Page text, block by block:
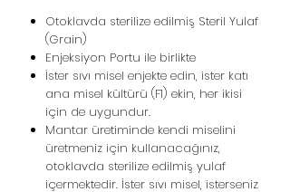
Otoklavda sterilize edilmiş Steril Yulaf
(Grain)
Enjeksiyon Portu ile birlikte
İster sıvı misel enjekte edin, ister katı
ana misel kültürü (F1) ekin, her ikisi
için de uygundur.
Mantar üretiminde kendi miselini
üretmeniz için kullanacağınız,
otoklavda sterilize edilmiş yulaf
içermektedir. İster sıvı misel, isterseniz